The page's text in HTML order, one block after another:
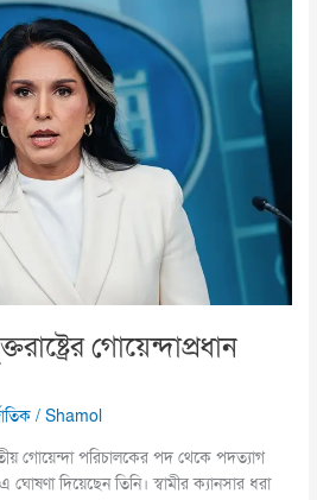
গোয়েন্দাপ্রধান
/Shamol
গোয়েন্দা পরিচালকের পদ থেকে পদত্যাগ
দিয়েছেন তিনি। স্বামীর ক্যানসার ধরা